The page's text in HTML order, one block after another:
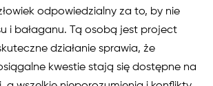
odpowiedzialny za to, by nie
i bałaganu. Tą osobą jest project
działanie sprawia, że
kwestie stają się dostępne na